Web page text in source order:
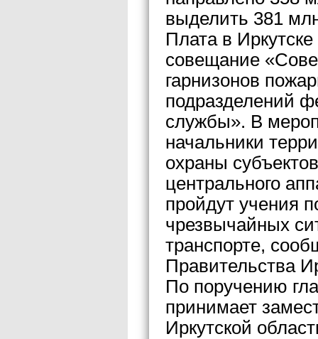
выделить 381
Плата в
совещание
гарнизонов
подразделений
службы». В
начальники
охраны
центрального
пройдут учения
чрезвычайных
транспорте,
Правительства
По поручению
принимает
Иркутской